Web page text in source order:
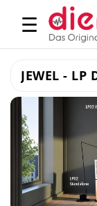
☰
JEWEL - LP